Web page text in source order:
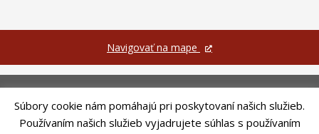
Navigovať na mape
Súbory cookie nám pomáhajú pri poskytovaní našich služieb.
Používaním našich služieb vyjadrujete súhlas s používaním